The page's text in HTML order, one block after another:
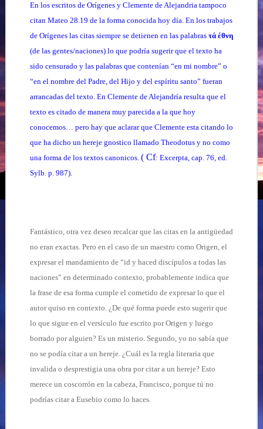
En los escritos de Orígenes y Clemente de Alejandria tampoco
citan Mateo 28.19 de la forma conocida hoy día. En los trabajos
de Orígenes las citas siempre se detienen en las palabras τά έθνη
(de las gentes/naciones) lo que podría sugerir que el texto ha
sido censurado y las palabras que contenían “en mi nombre” o
“en el nombre del Padre, del Hijo y del espíritu santo” fueran
arrancadas del texto. En Clemente de Alejandría resulta que el
texto es citado de manera muy parecida a la que hoy
conocemos… pero hay que aclarar que Clemente esta citando lo
que ha dicho un hereje gnostico llamado Theodotus y no como
una forma de los textos canonicos. ( Cf: Excerpta, cap. 76, ed.
Sylb. p. 987).
Fantástico, otra vez deseo recalcar que las citas en la antigüedad
no eran exactas. Pero en el caso de un maestro como Origen, el
expresar el mandamiento de “id y haced discípulos a todas las
naciones” en determinado contexto, probablemente indica que
la frase de esa forma cumple el cometido de expresar lo que el
autor quiso en contexto. ¿De qué forma puede esto sugerir que
lo que sigue en el versículo fue escrito por Origen y luego
borrado por alguien? Es un misterio. Segundo, yo no sabía que
no se podía citar a un hereje. ¿Cuál es la regla literaria que
invalida o desprestigia una obra por citar a un hereje? Esto
merece un coscorrón en la cabeza, Francisco, porque tú no
podrías citar a Eusebio como lo haces.